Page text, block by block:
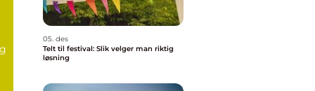
05. des
Telt til festival: Slik velger man riktig
løsning